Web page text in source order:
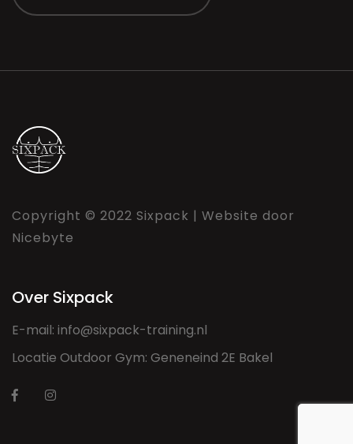
Copyright © 2022 Sixpack | Website door
Nicebyte
Over Sixpack
E-mail: info@sixpack-training.nl
Locatie Outdoor Gym: Geneneind 2E Bakel